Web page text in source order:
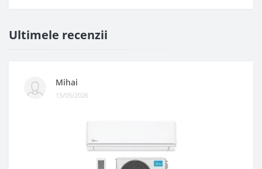
Ultimele recenzii
Mihai
15/05/2026